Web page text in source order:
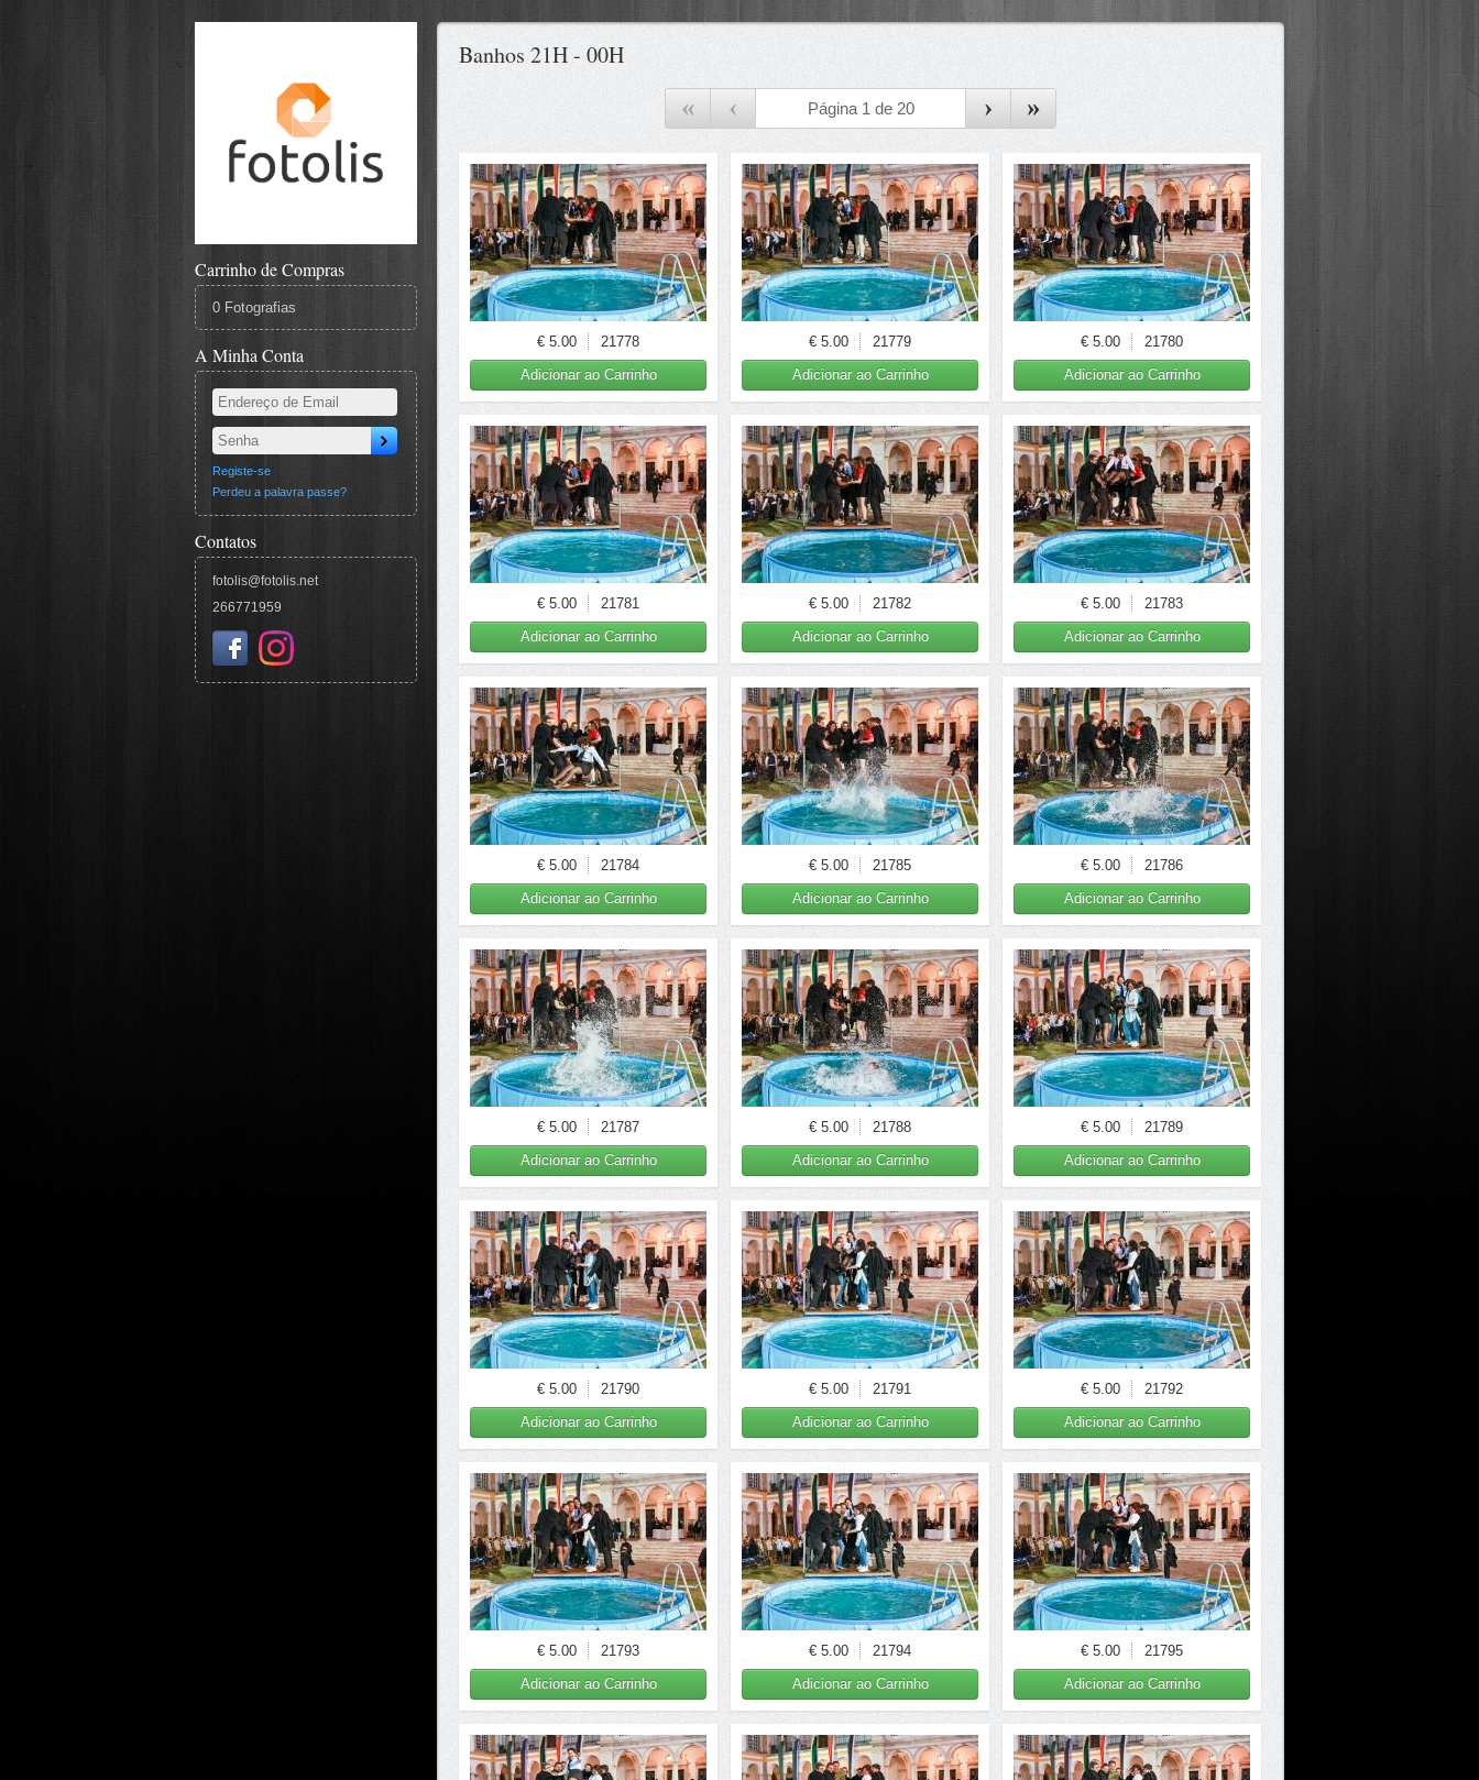
Carrinho de Compras
0 Fotografias
A Minha Conta
Registe-se
Perdeu a palavra passe?
Contatos
fotolis@fotolis.net
266771959
Banhos 21H - 00H
«
‹ › »
€ 5.00
21778
Adicionar ao Carrinho
€ 5.00
21779
Adicionar ao Carrinho
€ 5.00
21780
Adicionar ao Carrinho
€ 5.00
21781
Adicionar ao Carrinho
€ 5.00
21782
Adicionar ao Carrinho
€ 5.00
21783
Adicionar ao Carrinho
€ 5.00
21784
Adicionar ao Carrinho
€ 5.00
21785
Adicionar ao Carrinho
€ 5.00
21786
Adicionar ao Carrinho
€ 5.00
21787
Adicionar ao Carrinho
€ 5.00
21788
Adicionar ao Carrinho
€ 5.00
21789
Adicionar ao Carrinho
€ 5.00
21790
Adicionar ao Carrinho
€ 5.00
21791
Adicionar ao Carrinho
€ 5.00
21792
Adicionar ao Carrinho
€ 5.00
21793
Adicionar ao Carrinho
€ 5.00
21794
Adicionar ao Carrinho
€ 5.00
21795
Adicionar ao Carrinho